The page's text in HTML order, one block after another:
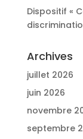
Dispositif «
Archives
juillet 2026
juin 2026
novembre
septembre